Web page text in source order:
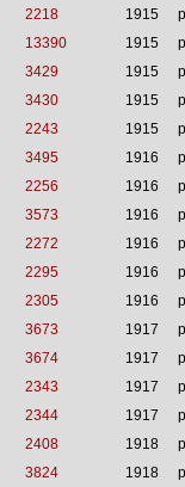
2218 1915
13390 1915
3429 1915
3430 1915
2243 1915
3495 1916
2256 1916
3573 1916
2272 1916
2295 1916
2305 1916
3673 1917
3674 1917
2343 1917
2344 1917
2408 1918
3824 1918